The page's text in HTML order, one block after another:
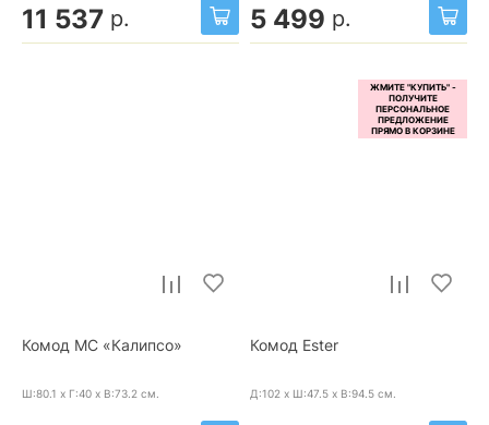
11 537 р. 5 499 р.
Комод МС «Калипсо»
Ш:80.1 x Г:40 x В:73.2 см.
Комод Ester
Д:102 x Ш:47.5 x В:94.5 см.